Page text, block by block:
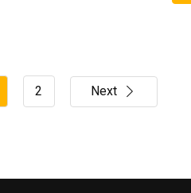
2 Next